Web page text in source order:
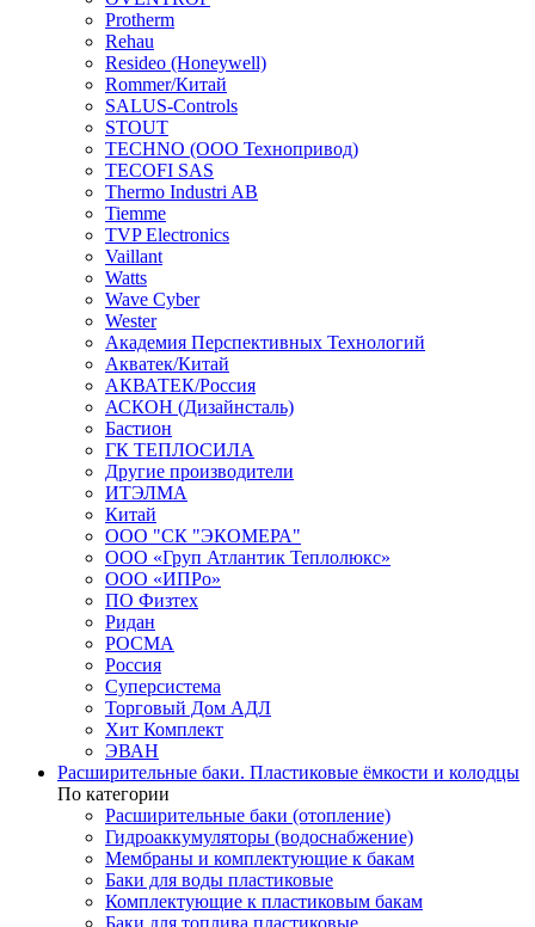
Protherm
Rehau
Resideo (Honeywell)
Rommer/Китай
SALUS-Controls
STOUT
TECHNO (ООО Технопривод)
TECOFI SAS
Thermo Industri AB
Tiemme
TVP Electronics
Vaillant
Watts
Wave Cyber
Wester
Академия Перспективных Технологий
Акватек/Китай
АКВАТЕК/Россия
АСКОН (Дизайнсталь)
Бастион
ГК ТЕПЛОСИЛА
Другие производители
ИТЭЛМА
Китай
ООО "СК "ЭКОМЕРА"
ООО «Груп Атлантик Теплолюкс»
ООО «ИПРо»
ПО Физтех
Ридан
РОСМА
Россия
Суперсистема
Торговый Дом АДЛ
Хит Комплект
ЭВАН
Расширительные баки. Пластиковые ёмкости и колодцы
По категории
Расширительные баки (отопление)
Гидроаккумуляторы (водоснабжение)
Мембраны и комплектующие к бакам
Баки для воды пластиковые
Комплектующие к пластиковым бакам
Баки для топлива пластиковые